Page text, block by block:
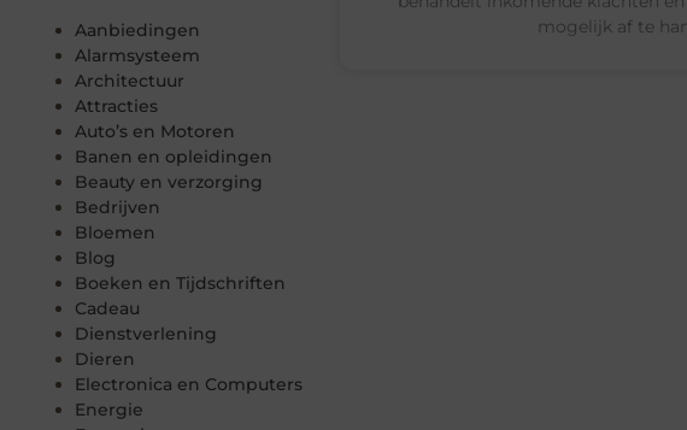
Aanbiedingen
Alarmsysteem
Architectuur
Attracties
Auto’s en Motoren
Banen en opleidingen
Beauty en verzorging
Bedrijven
Bloemen
Blog
Boeken en Tijdschriften
Cadeau
Dienstverlening
Dieren
Electronica en Computers
Energie
mogelijk af te